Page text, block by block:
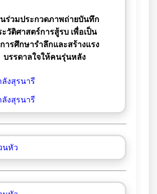
ร่วมประกวดภาพถ่ายบันทึก
ะวัติศาสตร์การสู้รบ เพื่อเป็น
ารศึกษารำลึกและสร้างแรง
บรรดาลใจให้คนรุ่นหลัง